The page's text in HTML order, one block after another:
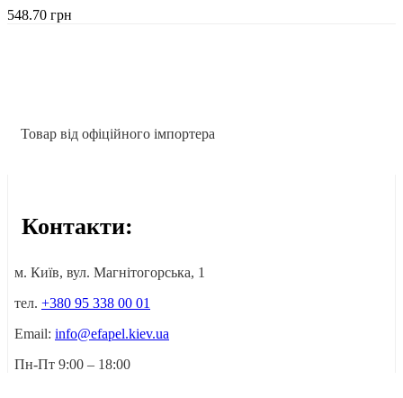
548.70 грн
Товар від офіційного імпортера
Контакти:
м. Київ, вул. Магнітогорська, 1
тел. +380 95 338 00 01
Email: info@efapel.kiev.ua
Пн-Пт 9:00 – 18:00